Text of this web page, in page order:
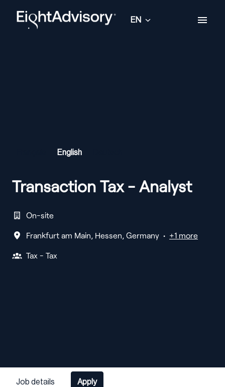
Homepage
EN
English
Transaction Tax - Analyst
On-site
Frankfurt am Main Hessen Germany • +1 more
Tax - Tax
Job details Apply